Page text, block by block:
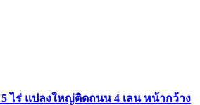
ไร่ แปลงใหญ่ติดถนน 4 เลน หน้ากว้าง